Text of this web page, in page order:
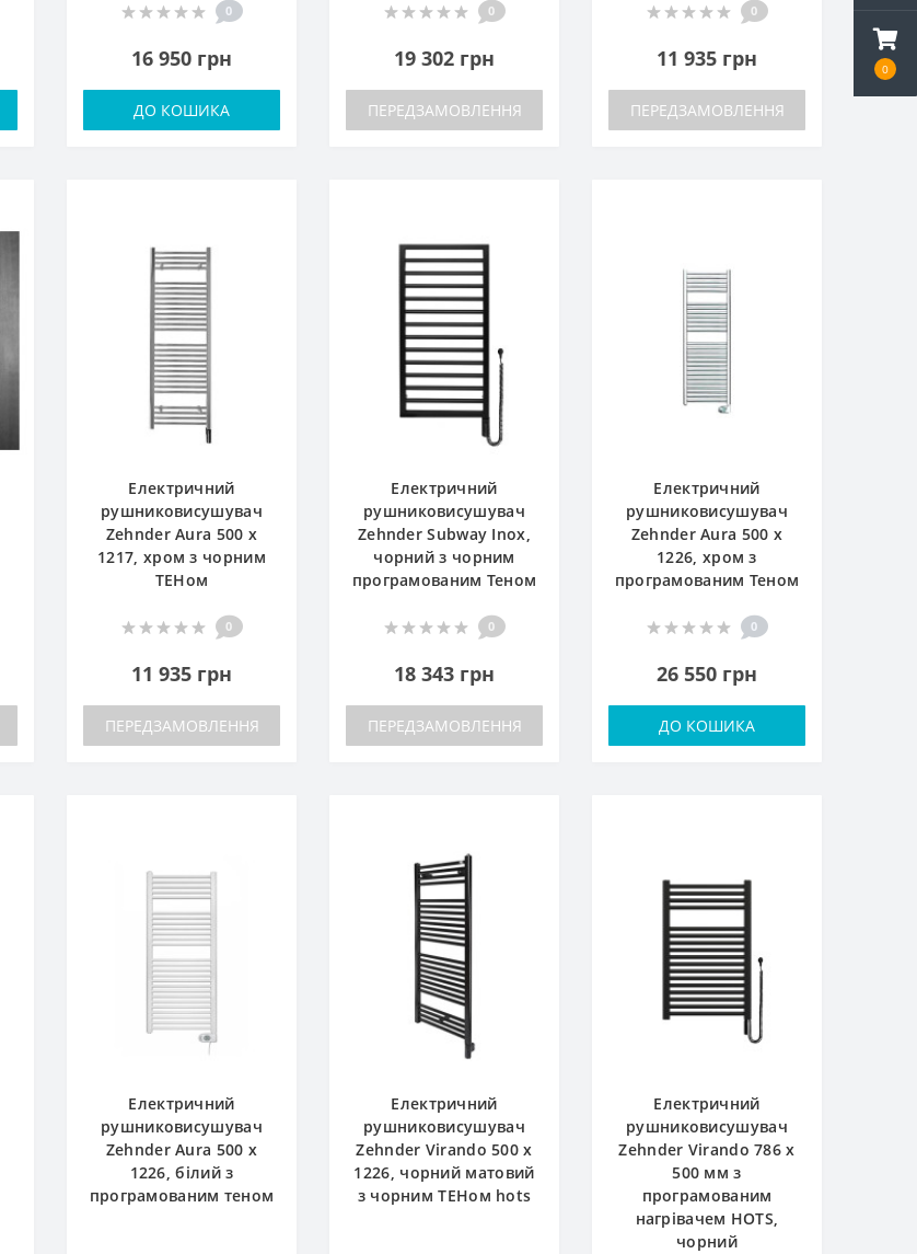
0
0
16 950 грн
ДО КОШИКА
0
19 302 грн
ПЕРЕДЗАМОВЛЕННЯ
0
11 935 грн
ПЕРЕДЗАМОВЛЕННЯ
Електричний
рушниковисушувач
Zehnder Aura 500 x
1217, хром з чорним
ТЕНом
0
11 935 грн
ПЕРЕДЗАМОВЛЕННЯ
Електричний
рушниковисушувач
Zehnder Subway Inox,
чорний з чорним
програмованим Теном
0
18 343 грн
ПЕРЕДЗАМОВЛЕННЯ
Електричний
рушниковисушувач
Zehnder Aura 500 x
1226, хром з
програмованим Теном
0
26 550 грн
ДО КОШИКА
Електричний
рушниковисушувач
Zehnder Aura 500 x
1226, білий з
програмованим теном
Електричний
рушниковисушувач
Zehnder Virando 500 x
1226, чорний матовий
з чорним ТЕНом hots
Електричний
рушниковисушувач
Zehnder Virando 786 x
500 мм з
програмованим
нагрівачем HOTS,
чорний